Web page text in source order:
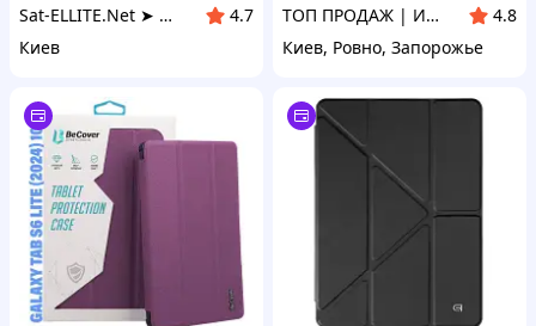
Sat-ELLITE.Net ➤ ИНТЕРНЕТ-СУПЕРМАРКЕТ
4.7
Киев
ТОП ПРОДАЖ | Интернет-супермаркет «NUKLEON»
4.8
Киев, Ровно, Запорожье